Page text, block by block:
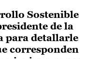
Sostenible
de la
para detallarle
corresponden